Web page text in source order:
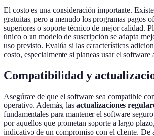
El costo es una consideración importante.
gratuitas, pero a menudo los programas pagos
superiores o soporte técnico de mejor calidad.
único o un modelo de suscripción se adapta
uso previsto. Evalúa si las características
costo, especialmente si planeas usar el software
Compatibilidad y
Asegúrate de que el software sea compatible
operativo. Además, las actualizaciones
fundamentales para mantener el software
por aquellos que prometan soporte a largo
indicativo de un compromiso con el cliente. De